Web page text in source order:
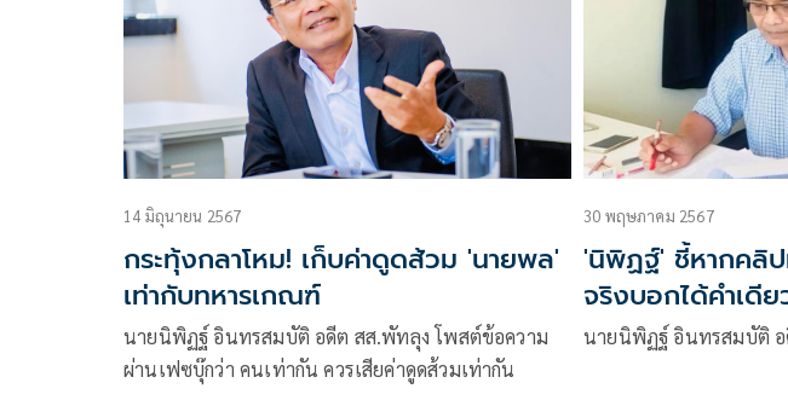
14 มิถุนายน 2567
กระทุ้งกลาโหม! เก็บค่าดูดส้วม 'นายพล'
เท่ากับทหารเกณฑ์
นายนิพิฏฐ์ อินทรสมบัติ อดีต สส.พัทลุง โพสต์ข้อความ
ผ่านเฟซบุ๊กว่า คนเท่ากัน ควรเสียค่าดูดส้วมเท่ากัน
30 พฤษภาคม 2567
'นิพิฏฐ์' ชี้หากคลิ
จริงบอกได้คำเดี
นายนิพิฏฐ์ อินทรสมบัติ